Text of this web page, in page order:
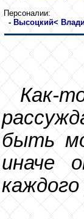
Персоналии:
- Высоцкий<
Как-
быть
иначе